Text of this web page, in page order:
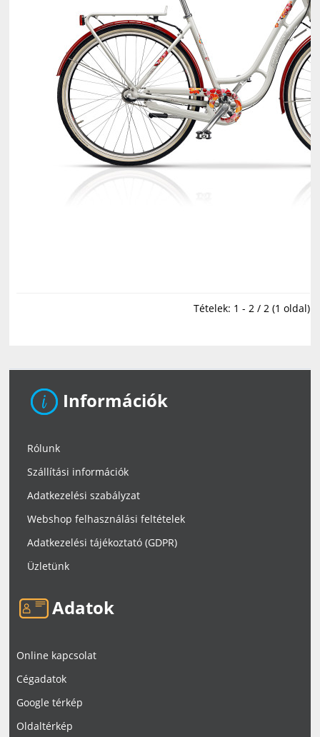
Tételek: 1 - 2 / 2 (1 oldal)
Információk
Rólunk
Szállítási információk
Adatkezelési szabályzat
Webshop felhasználási feltételek
Adatkezelési tájékoztató (GDPR)
Üzletünk
Adatok
Online kapcsolat
Cégadatok
Google térkép
Oldaltérkép